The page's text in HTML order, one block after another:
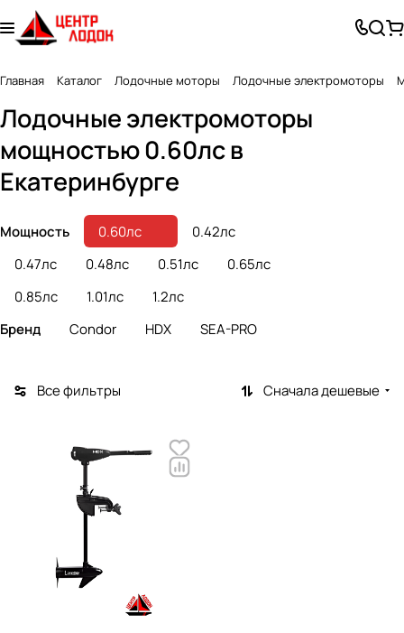
Главная Каталог Лодочные моторы Лодочные электромоторы
Лодочные электромоторы
мощностью 0.60лс в
Екатеринбурге
Мощность
0.42лс
0.47лс
0.48лс 0.51лс
0.60лс
0.65лс
0.85лс
1.01лс
1.2лс
Бренд
Condor HDX SEA-PRO
Все фильтры Сначала дешевые